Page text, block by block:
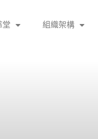
堂 組織架構